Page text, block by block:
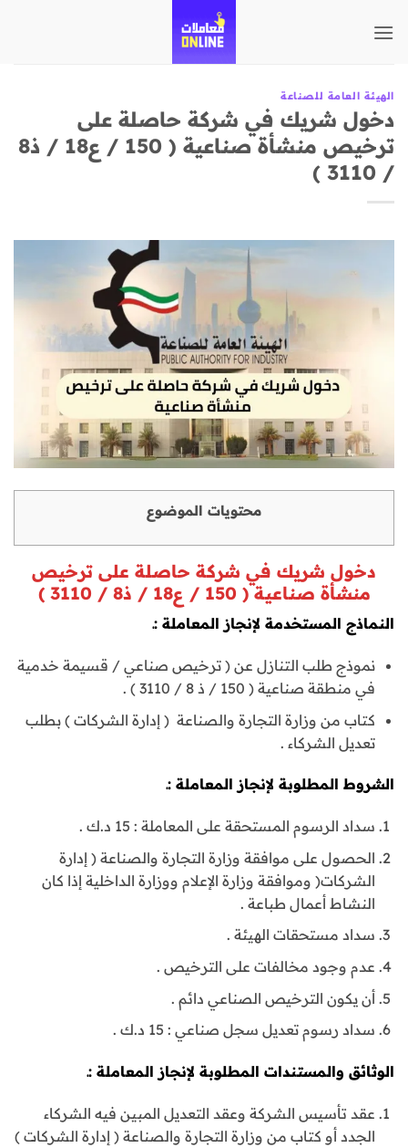
للمحتوى
الهيئة العامة للصناعة
دخول شريك في شركة حاصلة على
ترخيص منشأة صناعية ( 150 / ع18 / ذ8
/ 3110 )
محتويات الموضوع
دخول شريك في شركة حاصلة على ترخيص
منشأة صناعية ( 150 / ع18 / ذ8 / 3110 )
النماذج المستخدمة لإنجاز المعاملة :ـ
نموذج طلب التنازل عن ( ترخيص صناعي / قسيمة خدمية
في منطقة صناعية ( 150 / ذ 8 / 3110 ) .
كتاب من وزارة التجارة والصناعة ( إدارة الشركات ) بطلب
تعديل الشركاء .
الشروط المطلوبة لإنجاز المعاملة :ـ
سداد الرسوم المستحقة على المعاملة : 15 د.ك .
الحصول على موافقة وزارة التجارة والصناعة ( إدارة
الشركات( وموافقة وزارة الإعلام ووزارة الداخلية إذا كان
النشاط أعمال طباعة .
سداد مستحقات الهيئة .
عدم وجود مخالفات على الترخيص .
أن يكون الترخيص الصناعي دائم .
سداد رسوم تعديل سجل صناعي : 15 د.ك .
الوثائق والمستندات المطلوبة لإنجاز المعاملة :ـ
عقد تأسيس الشركة وعقد التعديل المبين فيه الشركاء
الجدد أو كتاب من وزارة التجارة والصناعة ( إدارة الشركات )